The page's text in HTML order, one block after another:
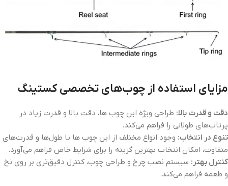
مزایای استفاده از چوب‌های تخصصی کستینگ
دقت و قدرت بالا: طراحی ویژه این چوب ها، دقت بالا و قدرت زیاد در
پرتاب‌های طولانی را فراهم می‌کند.
تنوع در انتخاب: وجود انواع مختلف از این چوب ها با طول‌ها و قدرت‌های
متفاوت، امکان انتخاب بهترین گزینه را برای شرایط خاص فراهم می‌آورد.
کنترل بهتر: سیستم نصب چرخ و طراحی چوب، کنترل دقیق‌تری بر روی نخ
و طعمه فراهم می‌کند.